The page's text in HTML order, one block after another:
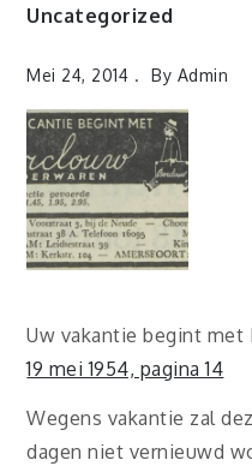
Uncategorized
Mei 24, 2014 By Admin
Uw vakantie begint
19 mei 1954, pagina 14
Wegens vakantie zal
dagen niet vernieuwd